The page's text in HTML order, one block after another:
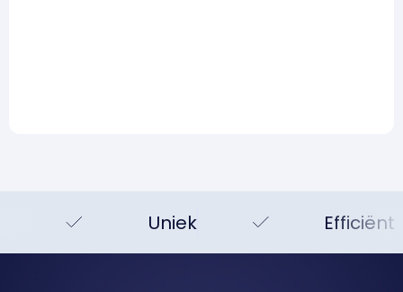
Uniek Efficiënt